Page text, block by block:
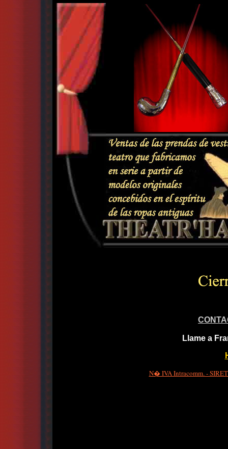
Llame a
N� IVA Intracomm. -